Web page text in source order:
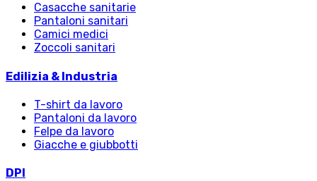
Casacche sanitarie
Pantaloni sanitari
Camici medici
Zoccoli sanitari
Edilizia & Industria
T-shirt da lavoro
Pantaloni da lavoro
Felpe da lavoro
Giacche e giubbotti
DPI